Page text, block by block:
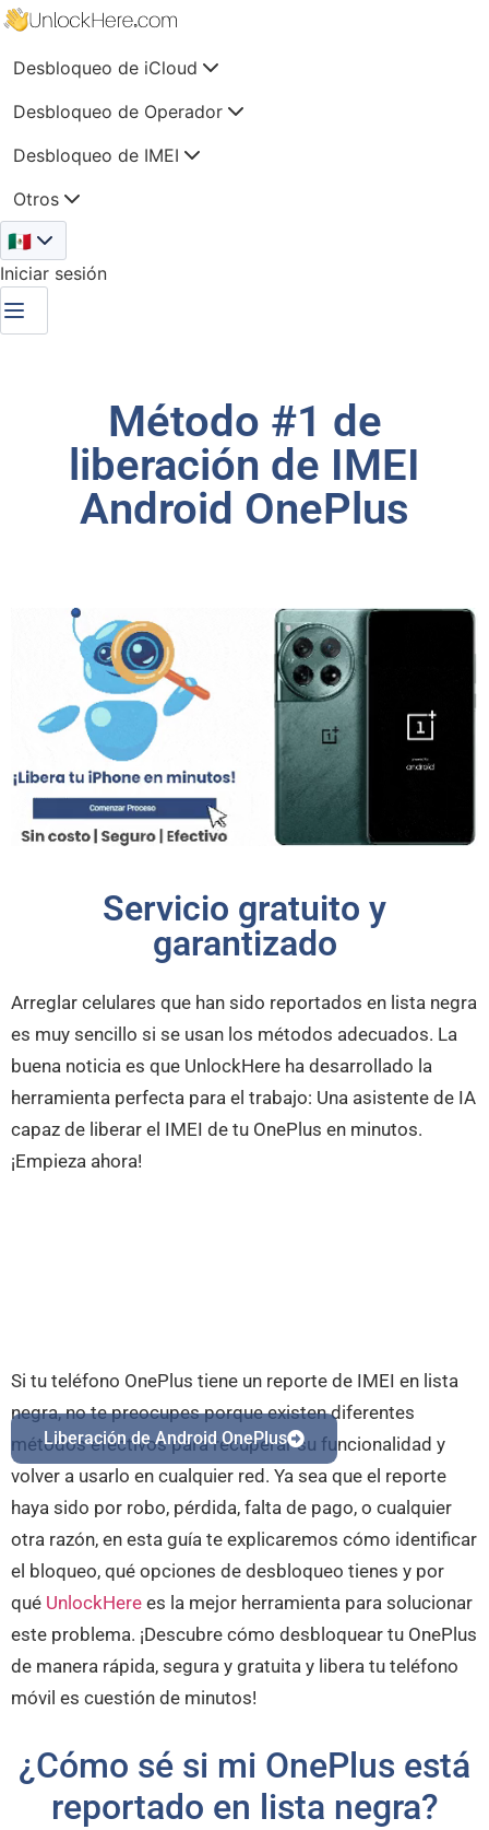
Desbloqueo de iCloud
Desbloqueo de Operador
Desbloqueo de IMEI
Otros
🇲🇽
Iniciar sesión
Método #1 de
liberación de IMEI
Android OnePlus
Servicio gratuito y
garantizado
Arreglar celulares que han sido reportados en lista negra
es muy sencillo si se usan los métodos adecuados. La
buena noticia es que UnlockHere ha desarrollado la
herramienta perfecta para el trabajo: Una asistente de IA
capaz de liberar el IMEI de tu OnePlus en minutos.
¡Empieza ahora!
Liberación de Android OnePlus
Si tu teléfono OnePlus tiene un reporte de IMEI en lista
negra, no te preocupes porque existen diferentes
métodos efectivos para recuperar su funcionalidad y
volver a usarlo en cualquier red. Ya sea que el reporte
haya sido por robo, pérdida, falta de pago, o cualquier
otra razón, en esta guía te explicaremos cómo identificar
el bloqueo, qué opciones de desbloqueo tienes y por
qué UnlockHere es la mejor herramienta para solucionar
este problema. ¡Descubre cómo desbloquear tu OnePlus
de manera rápida, segura y gratuita y libera tu teléfono
móvil es cuestión de minutos!
¿Cómo sé si mi OnePlus está
reportado en lista negra?